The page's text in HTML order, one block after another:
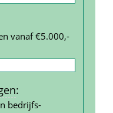
vanaf €5.000,-
:
bedrijfs­